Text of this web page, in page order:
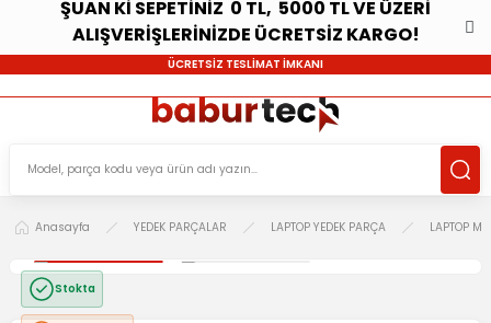
ŞUAN Kİ SEPETİNİZ 0 TL, 5000 TL VE ÜZERİ
ALIŞVERİŞLERİNİZDE ÜCRETSİZ KARGO!
ÜCRETSİZ TESLİMAT İMKANI
Anasayfa YEDEK PARÇALAR LAPTOP YEDEK PARÇA LAPTOP
Stokta